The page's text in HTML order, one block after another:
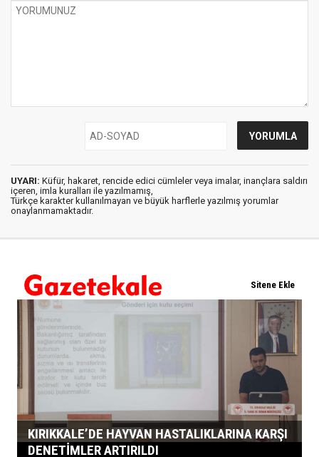
UYARI: Küfür, hakaret, rencide edici cümleler veya imalar, inançlara saldırı
içeren, imla kuralları ile yazılmamış,
Türkçe karakter kullanılmayan ve büyük harflerle yazılmış yorumlar
onaylanmamaktadır.